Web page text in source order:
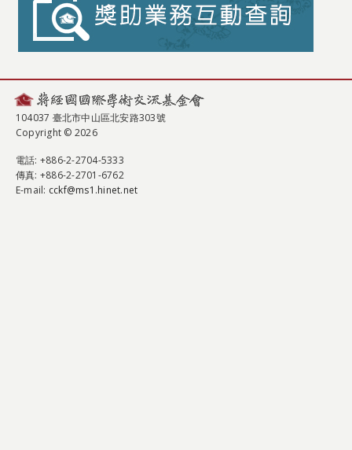
104037 臺北市中山區北安路303號
Copyright © 2026
電話: +886-2-2704-5333
傳真: +886-2-2701-6762
E-mail: cckf@ms1.hinet.net